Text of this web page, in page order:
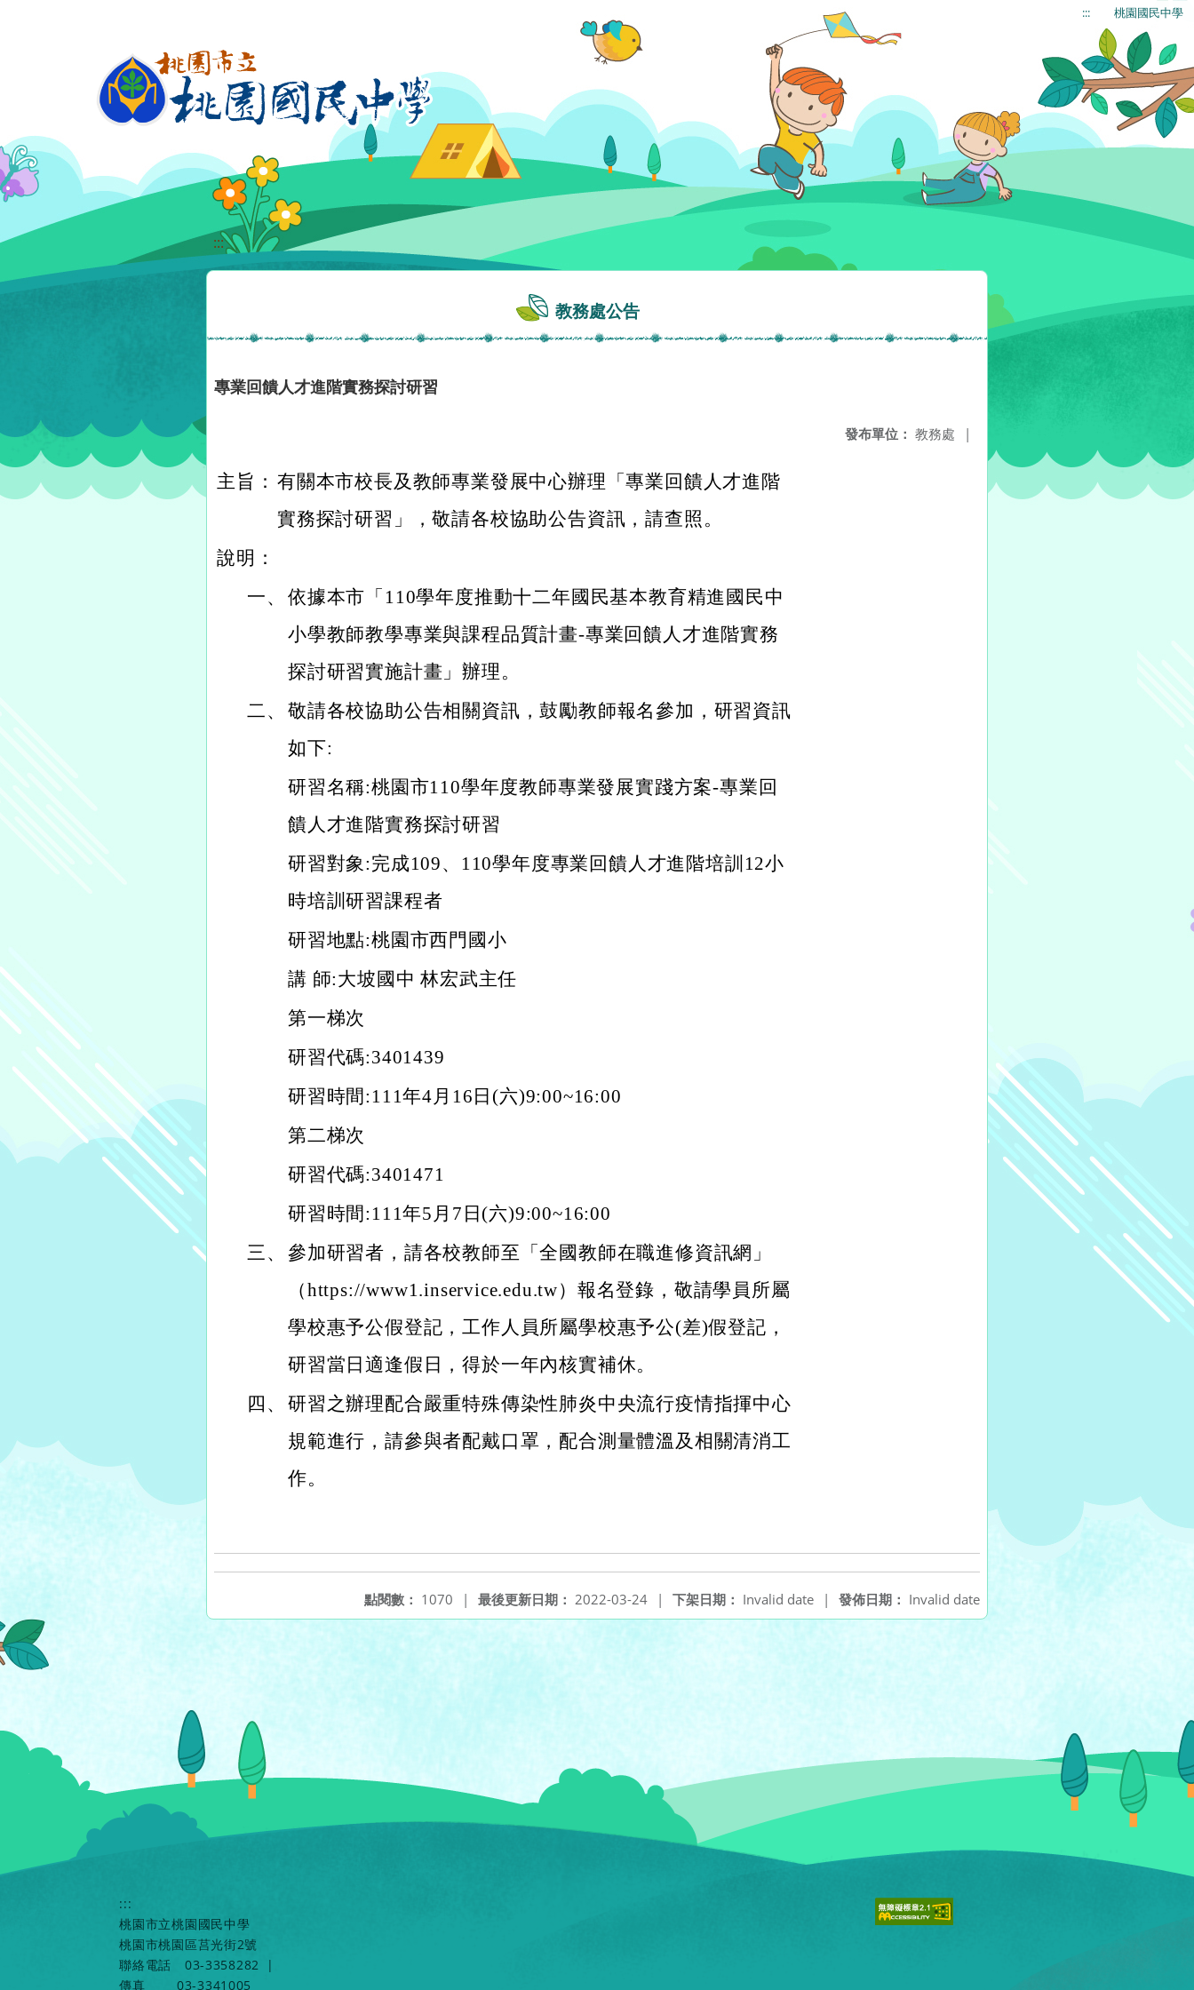
::: 桃園國民中學
:::
教務處公告
專業回饋人才進階實務探討研習
發布單位： 教務處 |
主旨： 有關本市校長及教師專業發展中心辦理「專業回饋人才進階
實務探討研習」，敬請各校協助公告資訊，請查照。
說明：
一、 依據本市「110學年度推動十二年國民基本教育精進國民中
小學教師教學專業與課程品質計畫-專業回饋人才進階實務
探討研習實施計畫」辦理。
二、 敬請各校協助公告相關資訊，鼓勵教師報名參加，研習資訊
如下:
研習名稱:桃園市110學年度教師專業發展實踐方案-專業回
饋人才進階實務探討研習
研習對象:完成109、110學年度專業回饋人才進階培訓12小
時培訓研習課程者
研習地點:桃園市西門國小
講 師:大坡國中 林宏武主任
第一梯次
研習代碼:3401439
研習時間:111年4月16日(六)9:00~16:00
第二梯次
研習代碼:3401471
研習時間:111年5月7日(六)9:00~16:00
三、 參加研習者，請各校教師至「全國教師在職進修資訊網」
（https://www1.inservice.edu.tw）報名登錄，敬請學員所屬
學校惠予公假登記，工作人員所屬學校惠予公(差)假登記，
研習當日適逢假日，得於一年內核實補休。
四、 研習之辦理配合嚴重特殊傳染性肺炎中央流行疫情指揮中心
規範進行，請參與者配戴口罩，配合測量體溫及相關清消工
作。
發佈日期： Invalid date
下架日期： Invalid date |
最後更新日期： 2022-03-24 |
點閱數： 1070 |
:::
桃園市立桃園國民中學
桃園市桃園區莒光街2號
聯絡電話
03-3358282
|
傳真
03-3341005